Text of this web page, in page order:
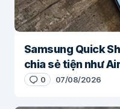
Samsung Quick
chia sẻ tiện như
0 07/08/2026